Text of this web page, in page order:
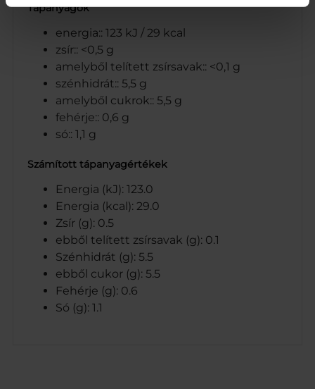
Tápanyagok
energia:: 123 kJ / 29 kcal
zsír:: <0,5 g
amelyből telített zsírsavak:: <0,1 g
szénhidrát:: 5,5 g
amelyből cukrok:: 5,5 g
fehérje:: 0,6 g
só:: 1,1 g
Számított tápanyagértékek
Energia (kJ): 123.0
Energia (kcal): 29.0
Zsír (g): 0.5
ebből telített zsírsavak (g): 0.1
Szénhidrát (g): 5.5
ebből cukor (g): 5.5
Fehérje (g): 0.6
Só (g): 1.1